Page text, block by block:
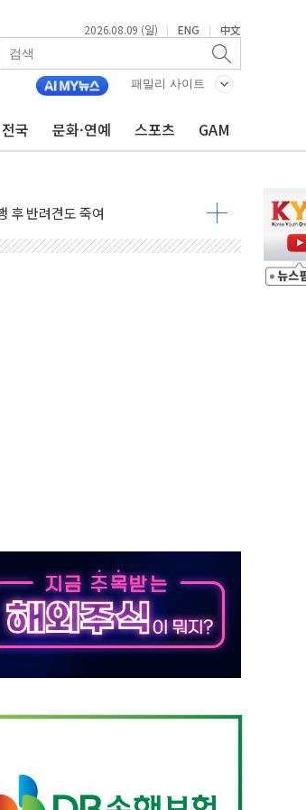
2026.08.09 (일) | ENG | 中文
패밀리 사이트
전국 문화·연예 스포츠 GAM
유지...金 46.01% vs 鄭 44.53%
金 48.54% vs 鄭 44.40%
48.54% 정청래 44.40%
김민석 46.35% 송영길 5.83%
정청래 41.94% 송영길 7.76%
만에 철거
33% 감축
괴" vs 與 "송구한 해프닝"
학연극 2편 수상
인 핫플레이스로 부상
·비거주 1주택 등 여론 수렴"